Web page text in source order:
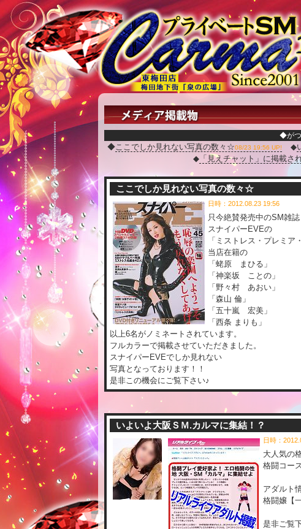
◆がつ
◆ここでしか見れない写真の数々☆08/23 19:56 UP! ◆
◆「見えチャット」に掲載さ
ここでしか見れない写真の数々☆
日時：2012.08.23 19:56
只今絶賛発売中のSM雑誌
スナイパーEVEの
「ミストレス・プレミ
当店在籍の
「蛯原 まひる」
「神楽坂 ことの」
「野々村 あおい」
「森山 倫」
「五十嵐 宏美」
「西条 まりも」
以上6名がノミネートされています。
フルカラーで掲載させていただきました。
スナイパーEVEでしか見れない
写真となっております！！
是非この機会にご覧下さい♪
いよいよ大阪ＳＭ.カルマに集結！？
日時：
大人気の
格闘コー
アダルト
格闘嬢【
是非ご覧